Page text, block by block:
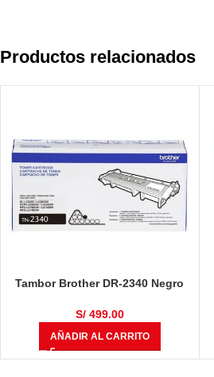
Productos relacionados
Tambor Brother DR-2340 Negro
S/499.00
AÑADIR AL CARRITO